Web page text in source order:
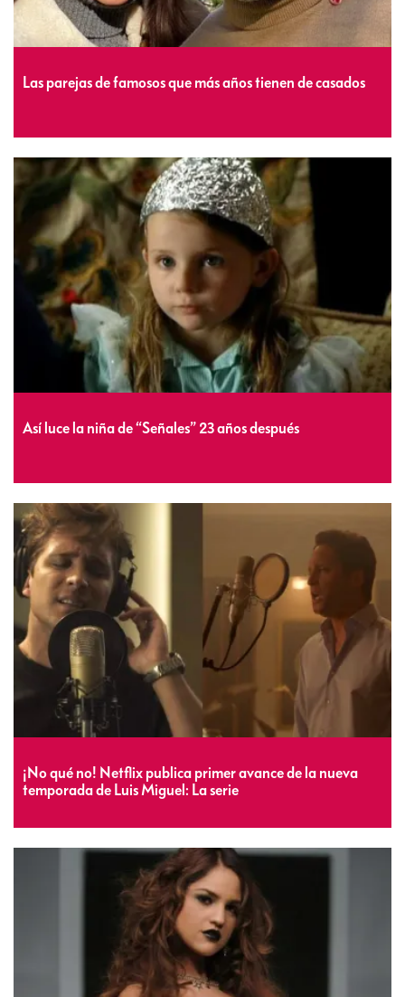
Las parejas de famosos que más años tienen de casados
Así luce la niña de “Señales” 23 años después
¡No qué no! Netflix publica primer avance de la nueva
temporada de Luis Miguel: La serie